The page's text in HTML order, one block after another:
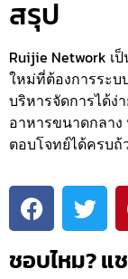
สรุป
Ruijie Network เ
ใหม่ที่ต้องการระบ
บริหารจัดการได้ง่
อาหารขนาดกลา
ตอบโจทย์ได้ครบถ้
ชอบไหม? แ